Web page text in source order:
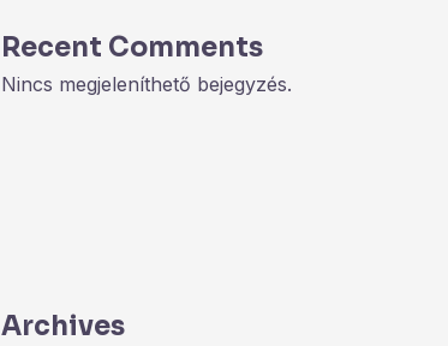
Recent Comments
Nincs megjeleníthető bejegyzés.
Archives